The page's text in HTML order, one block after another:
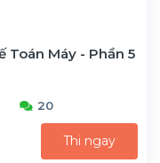
Toán Máy - Phần 5
20
Thi ngay